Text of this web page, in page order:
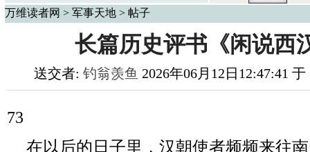
万维读者网 > 军事天地 > 帖子
长篇历史评书《闲说西
送交者: 钓翁羡鱼 2026年06月12日12:47:41
73
在以后的日子里，汉朝使者频频来往